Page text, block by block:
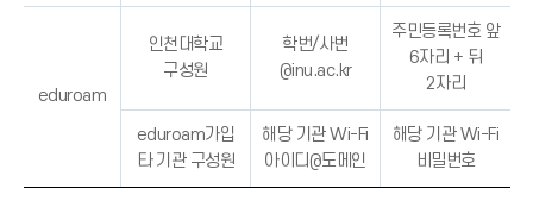
eduroam
인천대학교
구성원
학번/사번
@inu.ac.kr
주민등록번호 앞
6자리 + 뒤
2자리
eduroam가입
타 기관 구성원
해당 기관 Wi-Fi
아이디@도메인
해당 기관 Wi-Fi
비밀번호